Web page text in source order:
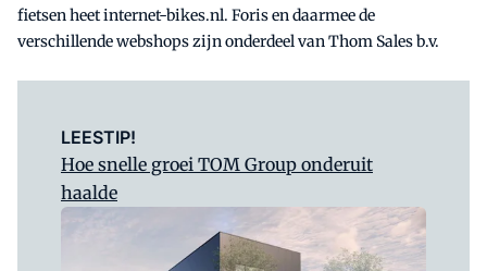
fietsen heet internet-bikes.nl. Foris en daarmee de
verschillende webshops zijn onderdeel van Thom Sales b.v.
LEESTIP!
Hoe snelle groei TOM Group onderuit
haalde